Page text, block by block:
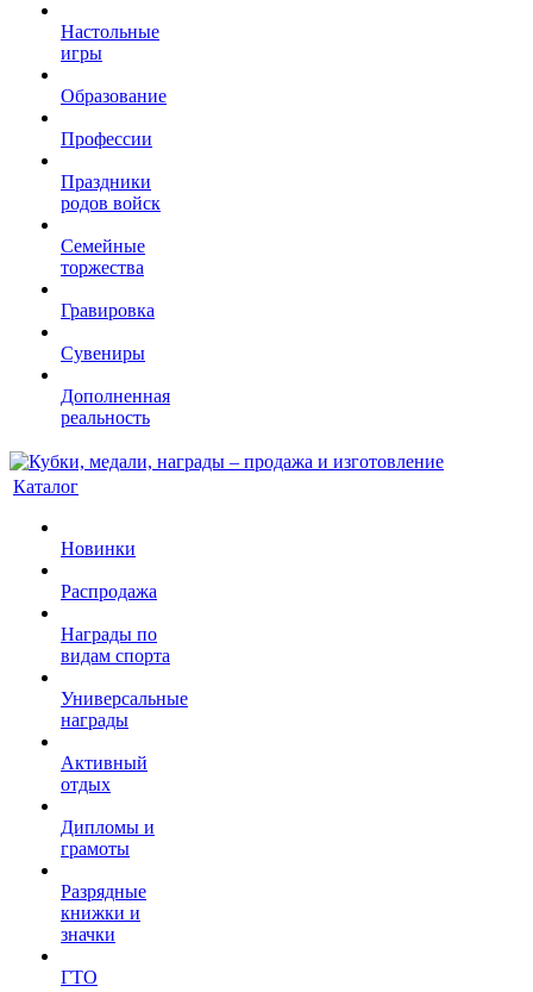
Настольные
игры
Образование
Профессии
Праздники
родов войск
Семейные
торжества
Гравировка
Сувениры
Дополненная
реальность
Каталог
Новинки
Распродажа
Награды по
видам спорта
Универсальные
награды
Активный
отдых
Дипломы и
грамоты
Разрядные
книжки и
значки
ГТО